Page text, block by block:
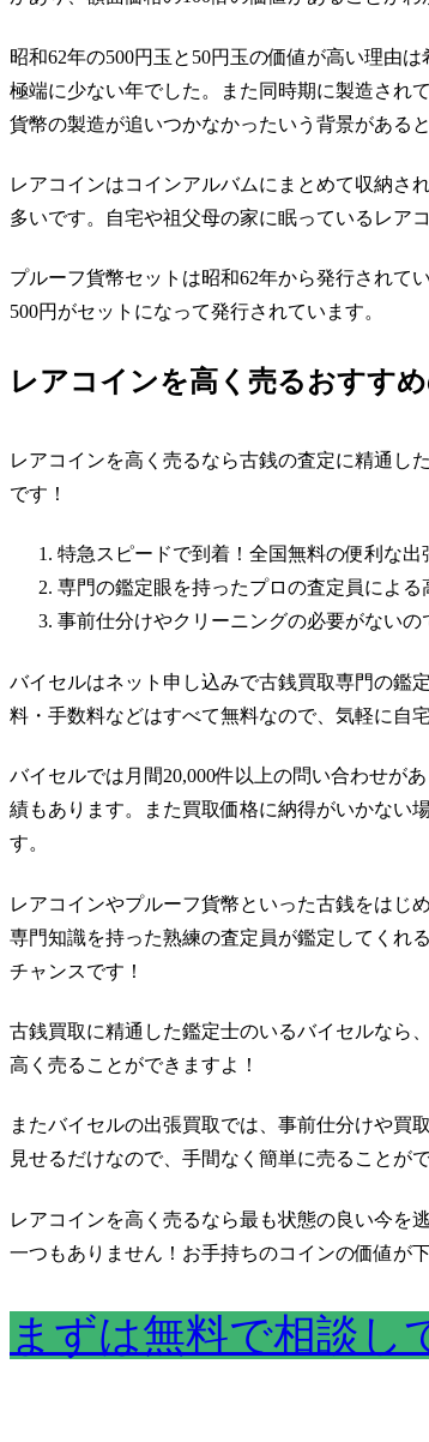
昭和62年の500円玉と50円玉の価値が高い理由は
極端に少ない年でした。また同時期に製造され
貨幣の製造が追いつかなかったいう背景がある
レアコインはコインアルバムにまとめて収納さ
多いです。自宅や祖父母の家に眠っているレア
プルーフ貨幣セットは昭和62年から発行されて
500円がセットになって発行されています。
レアコインを高く売るおすす
レアコインを高く売るなら古銭の査定に精通し
です！
特急スピードで到着！全国無料の便利な出
専門の鑑定眼を持ったプロの査定員による
事前仕分けやクリーニングの必要がないの
バイセルはネット申し込みで古銭買取専門の鑑
料・手数料などはすべて無料なので、気軽に自
バイセルでは 月間20,000件以上の問い合わせが
績もあります。また買取価格に納得がいかない
す。
レアコインやプルーフ貨幣といった古銭をはじ
専門知識を持った熟練の査定員が鑑定してくれ
チャンスです！
古銭買取に精通した鑑定士のいるバイセルなら、
高く売ることができますよ！
またバイセルの出張買取では、 事前仕分けや買
見せるだけなので、手間なく簡単に売ることが
レアコインを高く売るなら最も状態の良い今を
一つもありません！お手持ちのコインの価値が
まずは無料で相談し